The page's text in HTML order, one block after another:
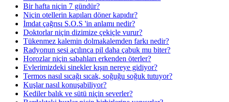
Bir hafta niçin 7 gündür?
Niçin otellerin kapıları döner kapıdır?
İmdat çağrısı S.O.S 'in anlamı nedir?
Doktorlar niçin dizimize çekiçle vurur?
Tükenmez kalemin dolmakalemden farkı nedir?
Radyonun sesi açılınca pil daha çabuk mu biter?
Horozlar niçin sabahları erkenden öterler?
Evlerimizdeki sinekler kışın nereye gidiyor?
Termos nasıl sıcağı sıcak, soğuğu soğuk tutuyor?
Kuşlar nasıl konuşabiliyor?
Kediler balık ve sütü niçin severler?